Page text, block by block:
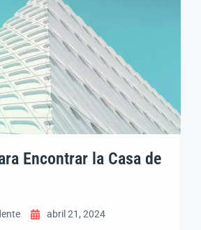
Encontrar la Casa de
abril 21, 2024